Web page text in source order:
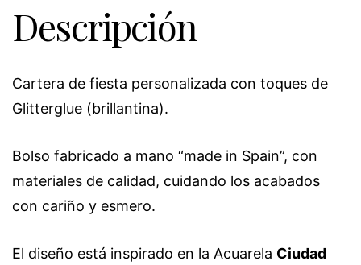
Descripción
Cartera de fiesta personalizada con toques de
Glitterglue (brillantina).
Bolso fabricado a mano “made in Spain”, con
materiales de calidad, cuidando los acabados
con cariño y esmero.
El diseño está inspirado en la Acuarela Ciudad